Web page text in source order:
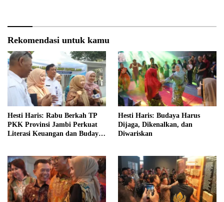
Rekomendasi untuk kamu
Hesti Haris: Rabu Berkah TP
PKK Provinsi Jambi Perkuat
Literasi Keuangan dan Budaya
Hesti Haris: Budaya Harus
Dijaga, Dikenalkan, dan
Diwariskan